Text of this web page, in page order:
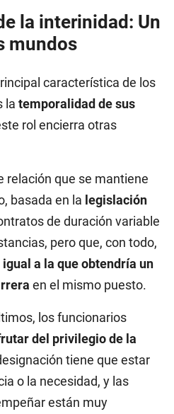
la interinidad: Un
mundos
característica de los
la temporalidad de sus
rol encierra otras
relación que se mantiene
basada en la legislación
de duración variable
pero que, con todo,
a la que obtendría un
en el mismo puesto.
los funcionarios
del privilegio de la
tiene que estar
o la necesidad, y las
están muy